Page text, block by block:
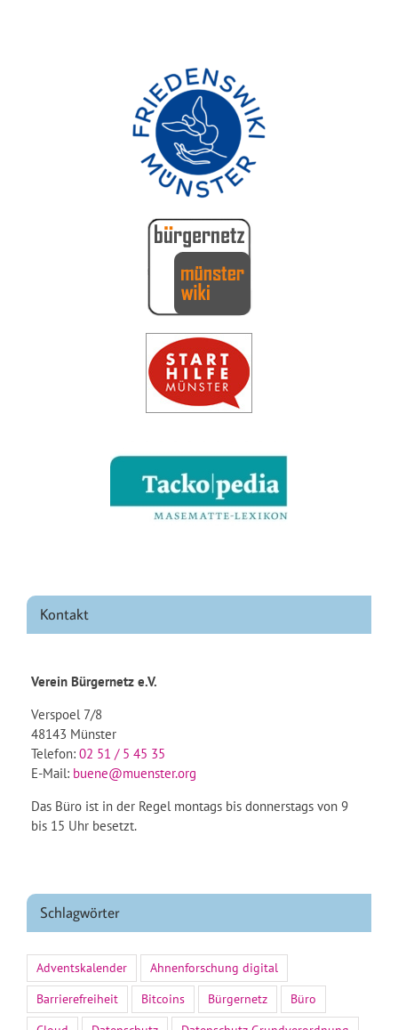
Kontakt
Verein Bürgernetz e.V.
Verspoel 7/8
48143 Münster
Telefon: 02 51 / 5 45 35
E-Mail: buene@muenster.org
Das Büro ist in der Regel montags bis donnerstags von 9
bis 15 Uhr besetzt.
Schlagwörter
Adventskalender
Ahnenforschung digital
Barrierefreiheit
Bitcoins Bürgernetz
Büro